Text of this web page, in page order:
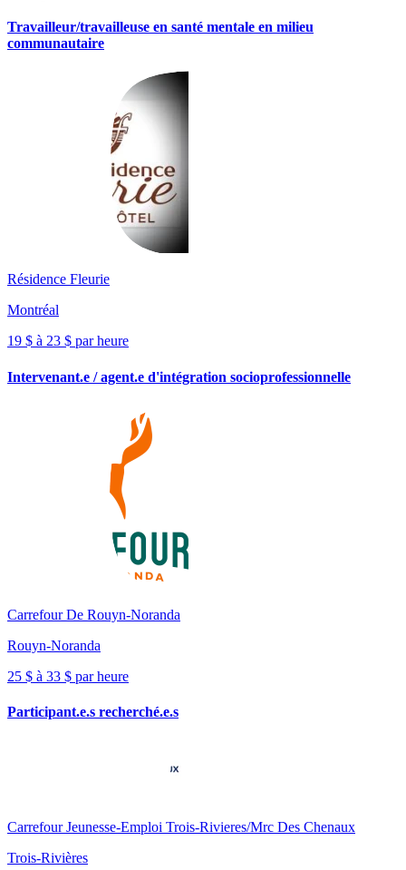
Travailleur/travailleuse en santé mentale en milieu
communautaire
Résidence Fleurie
Montréal
19 $ à 23 $ par heure
Intervenant.e / agent.e d'intégration socioprofessionnelle
Carrefour De Rouyn-Noranda
Rouyn-Noranda
25 $ à 33 $ par heure
Participant.e.s recherché.e.s
Carrefour Jeunesse-Emploi Trois-Rivieres/Mrc Des Chenaux
Trois-Rivières